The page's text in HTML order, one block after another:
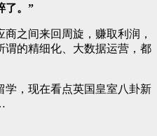
了。”
之间来回周旋，赚取利润，
谓的精细化、大数据运营，都
学，现在看点英国皇室八卦新